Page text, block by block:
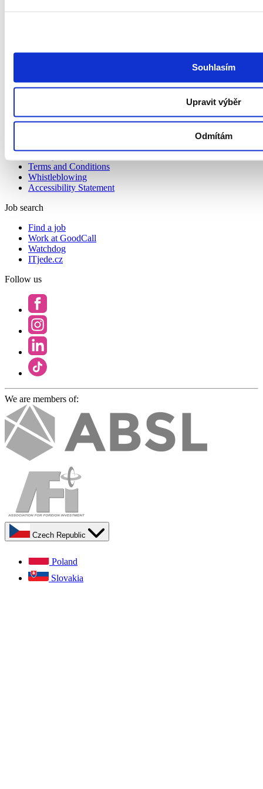
Souhlasím
Upravit výběr
Odmítám
Outplacement
About us
Contact
Podcast Redefining Recruitment
Privacy Policy and GoodCall’s Information Security
Terms and Conditions
Whistleblowing
Accessibility Statement
Job search
Find a job
Work at GoodCall
Watchdog
ITjede.cz
Follow us
We are members of:
Czech Republic
Poland
Slovakia